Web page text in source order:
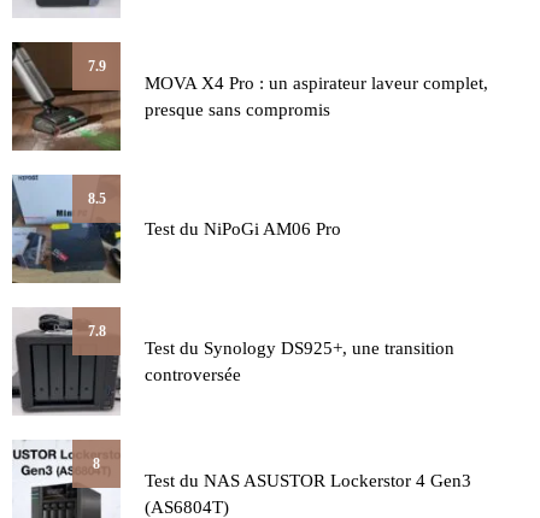
7.9
MOVA X4 Pro : un aspirateur laveur complet,
presque sans compromis
8.5
Test du NiPoGi AM06 Pro
7.8
Test du Synology DS925+, une transition
controversée
8
Test du NAS ASUSTOR Lockerstor 4 Gen3
(AS6804T)